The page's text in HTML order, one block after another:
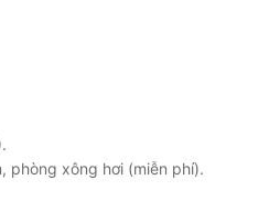
phòng xông hơi (miễn phí).